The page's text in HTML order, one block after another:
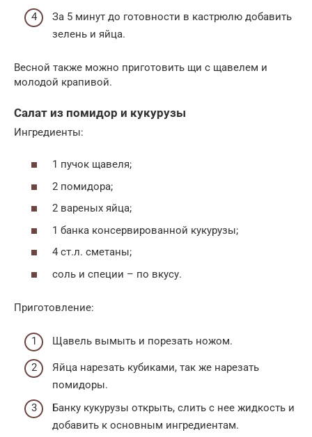
За 5 минут до готовности в кастрюлю добавить
зелень и яйца.
Весной также можно приготовить щи с щавелем и
молодой крапивой.
Салат из помидор и кукурузы
Ингредиенты:
1 пучок щавеля;
2 помидора;
2 вареных яйца;
1 банка консервированной кукурузы;
4 ст.л. сметаны;
соль и специи – по вкусу.
Приготовление:
Щавель вымыть и порезать ножом.
Яйца нарезать кубиками, так же нарезать
помидоры.
Банку кукурузы открыть, слить с нее жидкость и
добавить к основным ингредиентам.